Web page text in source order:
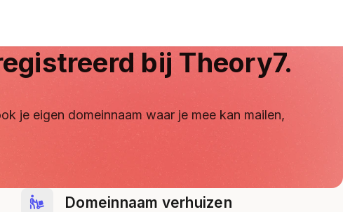
bij Theory7.
je eigen domeinnaam waar je mee kan mailen,
Domeinnaam verhuizen